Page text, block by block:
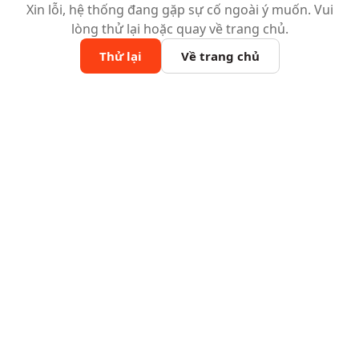
Xin lỗi, hệ thống đang gặp sự cố ngoài ý muốn. Vui
lòng thử lại hoặc quay về trang chủ.
Thử lại Về trang chủ